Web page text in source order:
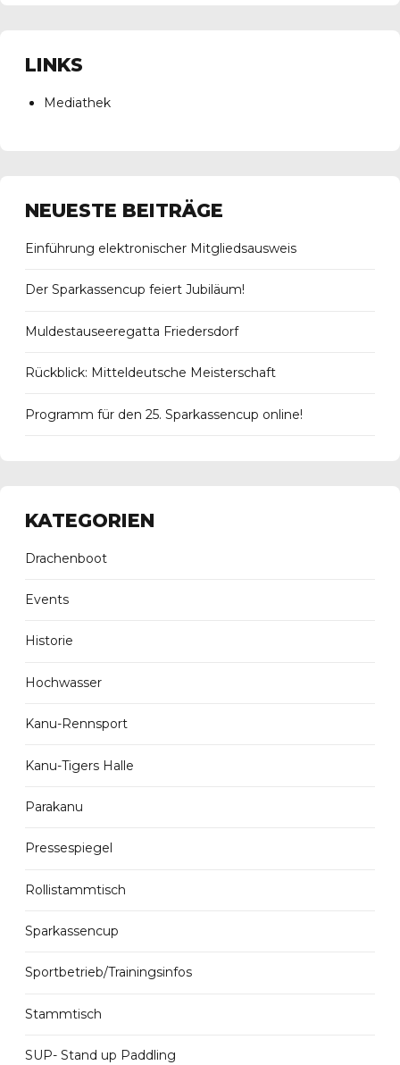
LINKS
Mediathek
NEUESTE BEITRÄGE
Einführung elektronischer Mitgliedsausweis
Der Sparkassencup feiert Jubiläum!
Muldestauseeregatta Friedersdorf
Rückblick: Mitteldeutsche Meisterschaft
Programm für den 25. Sparkassencup online!
KATEGORIEN
Drachenboot
Events
Historie
Hochwasser
Kanu-Rennsport
Kanu-Tigers Halle
Parakanu
Pressespiegel
Rollistammtisch
Sparkassencup
Sportbetrieb/Trainingsinfos
Stammtisch
SUP- Stand up Paddling